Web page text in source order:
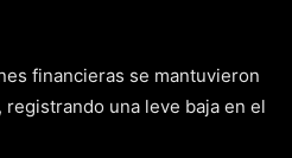
financieras se mantuvieron
una leve baja en el